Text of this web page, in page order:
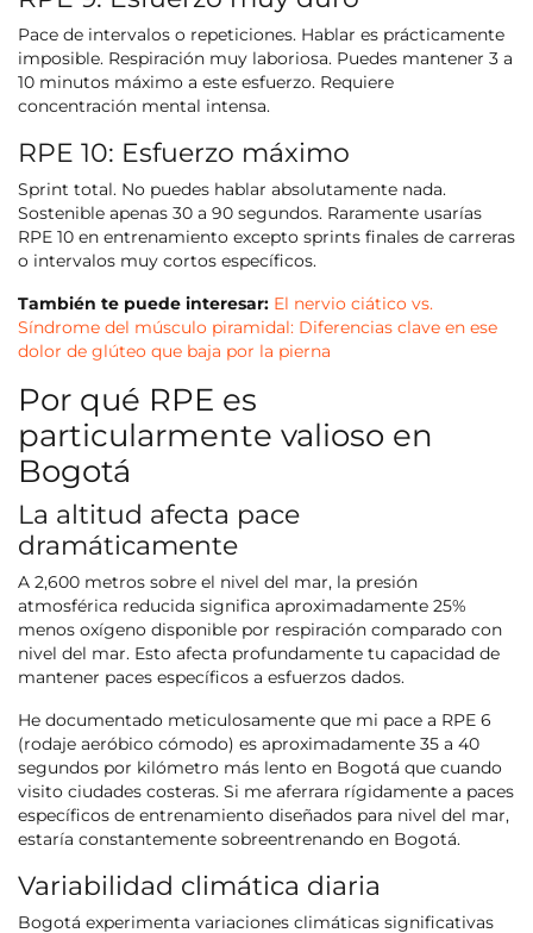
Pace de intervalos o repeticiones. Hablar es prácticamente
imposible. Respiración muy laboriosa. Puedes mantener 3 a
10 minutos máximo a este esfuerzo. Requiere
concentración mental intensa.
RPE 10: Esfuerzo máximo
Sprint total. No puedes hablar absolutamente nada.
Sostenible apenas 30 a 90 segundos. Raramente usarías
RPE 10 en entrenamiento excepto sprints finales de carreras
o intervalos muy cortos específicos.
También te puede interesar: El nervio ciático vs.
Síndrome del músculo piramidal: Diferencias clave en ese
dolor de glúteo que baja por la pierna
Por qué RPE es
particularmente valioso en
Bogotá
La altitud afecta pace
dramáticamente
A 2,600 metros sobre el nivel del mar, la presión
atmosférica reducida significa aproximadamente 25%
menos oxígeno disponible por respiración comparado con
nivel del mar. Esto afecta profundamente tu capacidad de
mantener paces específicos a esfuerzos dados.
He documentado meticulosamente que mi pace a RPE 6
(rodaje aeróbico cómodo) es aproximadamente 35 a 40
segundos por kilómetro más lento en Bogotá que cuando
visito ciudades costeras. Si me aferrara rígidamente a paces
específicos de entrenamiento diseñados para nivel del mar,
estaría constantemente sobreentrenando en Bogotá.
Variabilidad climática diaria
Bogotá experimenta variaciones climáticas significativas